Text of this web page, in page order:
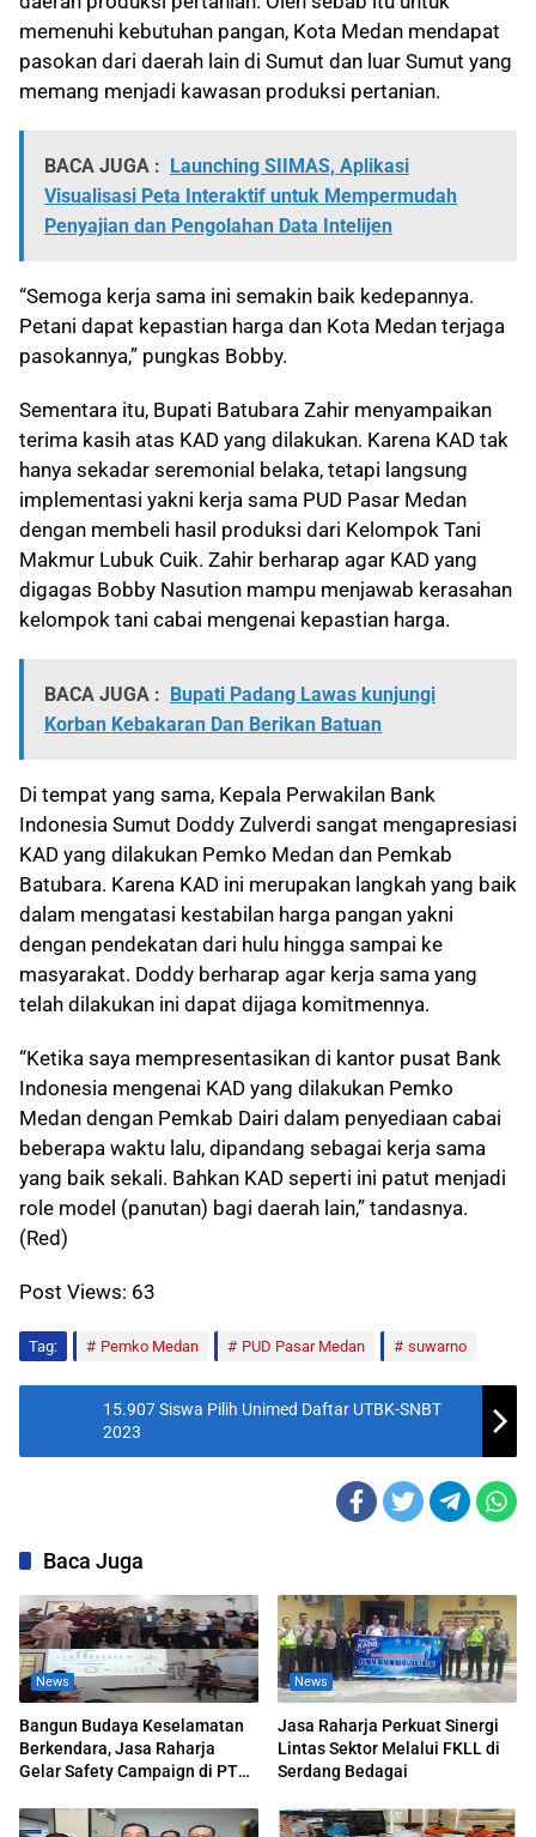
memenuhi kebutuhan pangan, Kota Medan mendapat
pasokan dari daerah lain di Sumut dan luar Sumut yang
memang menjadi kawasan produksi pertanian.
BACA JUGA : Launching SIIMAS, Aplikasi
Visualisasi Peta Interaktif untuk Mempermudah
Penyajian dan Pengolahan Data Intelijen
“Semoga kerja sama ini semakin baik kedepannya.
Petani dapat kepastian harga dan Kota Medan terjaga
pasokannya,” pungkas Bobby.
Sementara itu, Bupati Batubara Zahir menyampaikan
terima kasih atas KAD yang dilakukan. Karena KAD tak
hanya sekadar seremonial belaka, tetapi langsung
implementasi yakni kerja sama PUD Pasar Medan
dengan membeli hasil produksi dari Kelompok Tani
Makmur Lubuk Cuik. Zahir berharap agar KAD yang
digagas Bobby Nasution mampu menjawab kerasahan
kelompok tani cabai mengenai kepastian harga.
BACA JUGA : Bupati Padang Lawas kunjungi
Korban Kebakaran Dan Berikan Batuan
Di tempat yang sama, Kepala Perwakilan Bank
Indonesia Sumut Doddy Zulverdi sangat mengapresiasi
KAD yang dilakukan Pemko Medan dan Pemkab
Batubara. Karena KAD ini merupakan langkah yang baik
dalam mengatasi kestabilan harga pangan yakni
dengan pendekatan dari hulu hingga sampai ke
masyarakat. Doddy berharap agar kerja sama yang
telah dilakukan ini dapat dijaga komitmennya.
“Ketika saya mempresentasikan di kantor pusat Bank
Indonesia mengenai KAD yang dilakukan Pemko
Medan dengan Pemkab Dairi dalam penyediaan cabai
beberapa waktu lalu, dipandang sebagai kerja sama
yang baik sekali. Bahkan KAD seperti ini patut menjadi
role model (panutan) bagi daerah lain,” tandasnya.
(Red)
Post Views: 63
Tag: Pemko Medan PUD Pasar Medan suwarno
15.907 Siswa Pilih Unimed Daftar UTBK-SNBT
2023
Baca Juga
News
Bangun Budaya Keselamatan
Berkendara, Jasa Raharja
Gelar Safety Campaign di PT
News
Jasa Raharja Perkuat Sinergi
Lintas Sektor Melalui FKLL di
Serdang Bedagai